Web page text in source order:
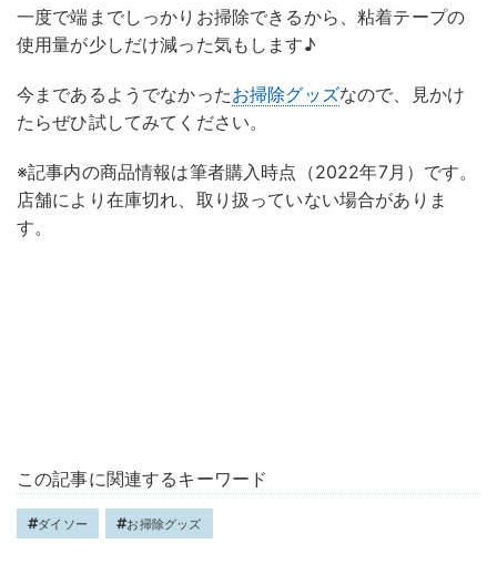
一度で端までしっかりお掃除できるから、粘着テープの
使用量が少しだけ減った気もします♪
今まであるようでなかったお掃除グッズなので、見かけ
たらぜひ試してみてください。
※記事内の商品情報は筆者購入時点（2022年7月）です。
店舗により在庫切れ、取り扱っていない場合がありま
す。
この記事に関連するキーワード
ダイソー お掃除グッズ